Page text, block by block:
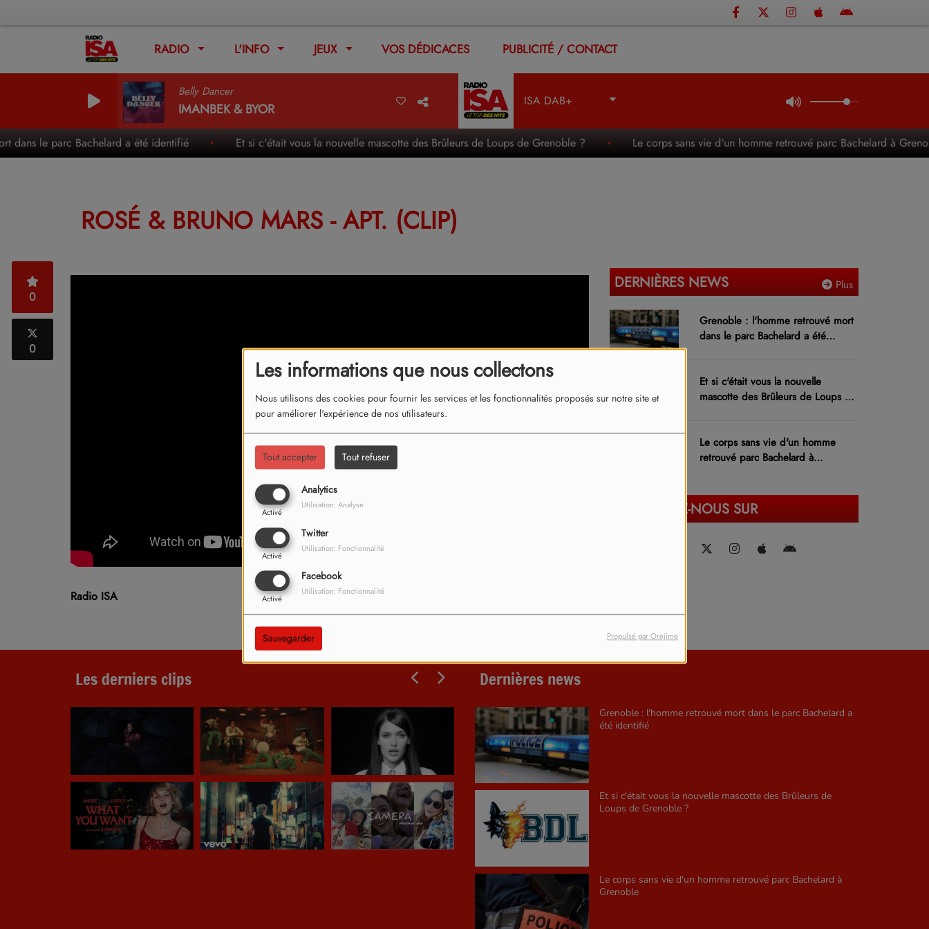
Les informations que nous collectons
Nous utilisons des cookies pour fournir les services et les fonctionnalités proposés sur notre site et
pour améliorer l'expérience de nos utilisateurs.
Tout accepter Tout refuser
Analytics
Activé
Utilisation: Analyse
Twitter
Activé
Utilisation: Fonctionnalité
Facebook
Activé
Utilisation: Fonctionnalité
Sauvegarder Propulsé par Orejime
RADIO L'INFO JEUX VOS DÉDICACES PUBLICITÉ / CONTACT
Belly Dancer
IMANBEK & BYOR ISA DAB+
le parc Bachelard a été identifié Et si c'était vous la nouvelle mascotte des Brûleurs de Loups de Grenoble ? Le corps sans vie d'un homme retrouvé parc Bachelard à
ROSÉ & BRUNO MARS - APT. (CLIP)
0
0
Radio ISA
Plus
DERNIÈRES NEWS
Grenoble : l'homme retrouvé mort
dans le parc Bachelard a été
Et si c'était vous la nouvelle
mascotte des Brûleurs de Loups de
Le corps sans vie d'un homme
retrouvé parc Bachelard à
RETROUVEZ-NOUS SUR
Les derniers clips Dernières news
Grenoble : l'homme retrouvé mort dans le parc Bachelard a
été identifié
Et si c'était vous la nouvelle mascotte des Brûleurs de
Loups de Grenoble ?
Le corps sans vie d'un homme retrouvé parc Bachelard à
Grenoble